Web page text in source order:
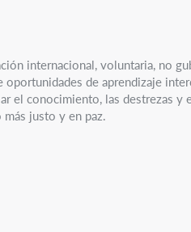
internacional, voluntaria, no
oportunidades de aprendizaje
el conocimiento, las destrezas y
más justo y en paz.